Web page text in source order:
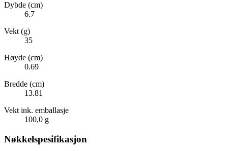
Dybde (cm)
6.7
Vekt (g)
35
Høyde (cm)
0.69
Bredde (cm)
13.81
Vekt ink. emballasje
100,0 g
Nøkkelspesifikasjon